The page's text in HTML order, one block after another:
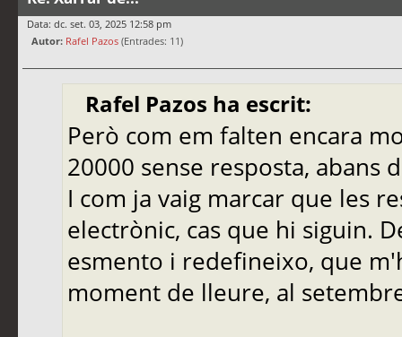
Data: dc. set. 03, 2025 12:58 pm
Autor: Rafel Pazos (Entrades: 11)
Rafel Pazos ha escrit:
Però com em falten encara
20000 sense resposta, abans
I com ja vaig marcar que les
electrònic, cas que hi siguin.
esmento i redefineixo, que
moment de lleure, al